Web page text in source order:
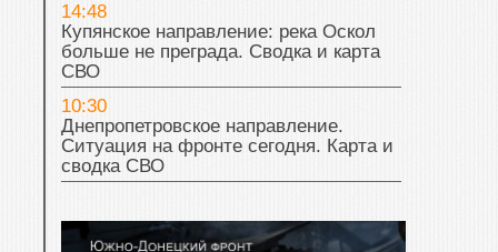
14:48
Купянское направление: река Оскол
больше не преграда. Сводка и карта
СВО
10:30
Днепропетровское направление.
Ситуация на фронте сегодня. Карта и
сводка СВО